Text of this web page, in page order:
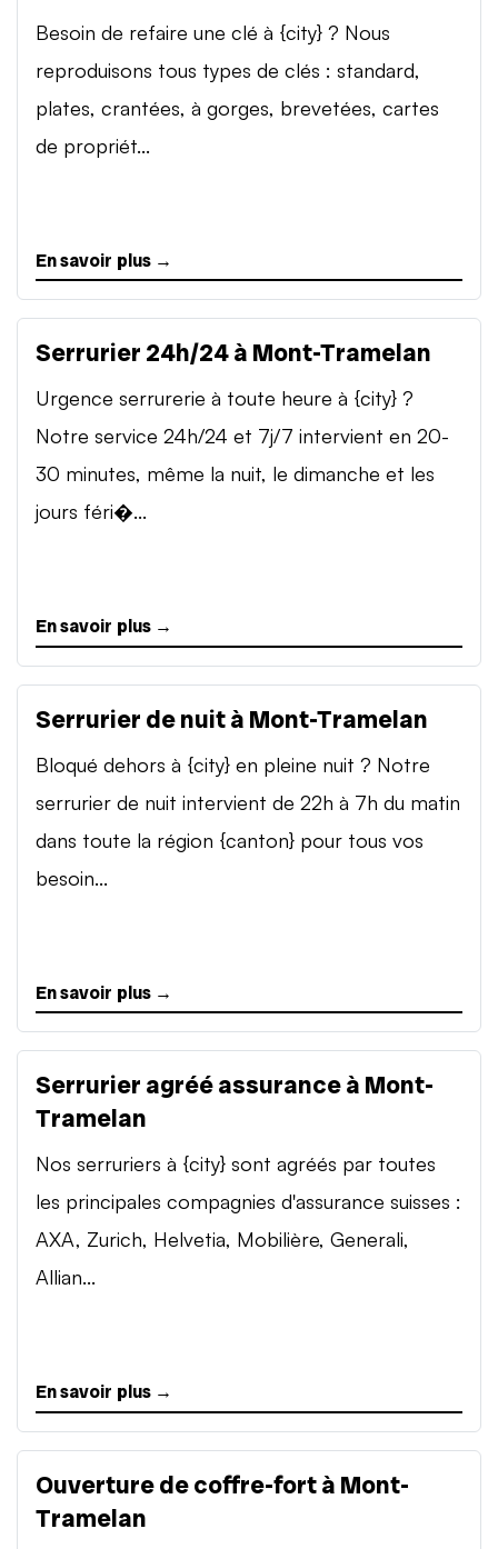
Besoin de refaire une clé à {city} ? Nous
reproduisons tous types de clés : standard,
plates, crantées, à gorges, brevetées, cartes
de propriét...
En savoir plus →
Serrurier 24h/24 à Mont-Tramelan
Urgence serrurerie à toute heure à {city} ?
Notre service 24h/24 et 7j/7 intervient en 20-
30 minutes, même la nuit, le dimanche et les
jours féri�...
En savoir plus →
Serrurier de nuit à Mont-Tramelan
Bloqué dehors à {city} en pleine nuit ? Notre
serrurier de nuit intervient de 22h à 7h du matin
dans toute la région {canton} pour tous vos
besoin...
En savoir plus →
Serrurier agréé assurance à Mont-
Tramelan
Nos serruriers à {city} sont agréés par toutes
les principales compagnies d'assurance suisses :
AXA, Zurich, Helvetia, Mobilière, Generali,
Allian...
En savoir plus →
Ouverture de coffre-fort à Mont-
Tramelan